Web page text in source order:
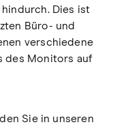
Dies ist
Büro- und
verschiedene
des Monitors auf
Sie in unseren